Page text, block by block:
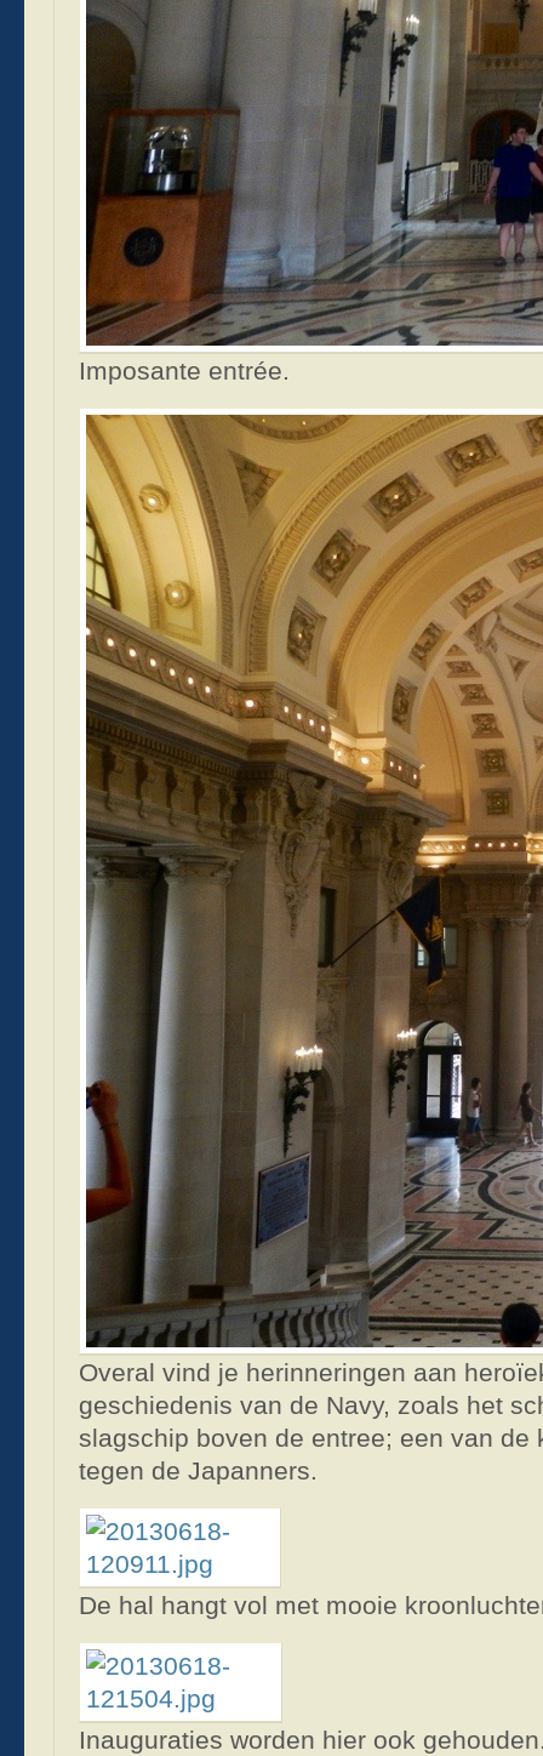
Imposante entrée.
Overal vind je herinneringen aan
geschiedenis van de Navy, zoals het
slagschip boven de entree; een van de
tegen de Japanners.
De hal hangt vol met mooie
Inauguraties worden hier ook